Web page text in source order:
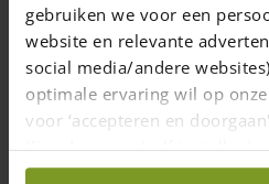
gebruiken we voor een
website en relevante
social media/andere
optimale ervaring wil op
voor ‘accepteren en
Kies dan voor ‘zelf instellen’
wij wel mogen verzamelen.